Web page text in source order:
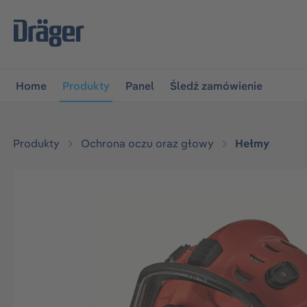
do głównej nawigacji
Home Produkty Panel Śledź zamówienie
Produkty Ochrona oczu oraz głowy Hełmy